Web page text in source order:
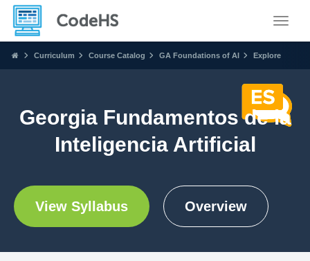
Curriculum Course Catalog GA Foundations of AI Explore
Georgia Fundamentos de la
Inteligencia Artificial
View Syllabus Overview